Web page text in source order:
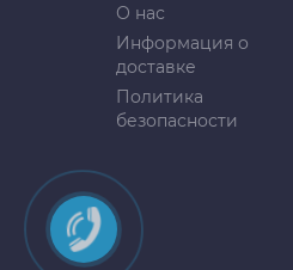
О нас
Информация о
доставке
Политика
безопасности